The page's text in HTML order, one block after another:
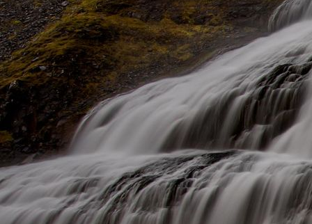
1861878_Wasserblase_JMW